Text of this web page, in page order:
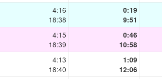
4:16
18:38
0:19
9:51
4:15
18:39
0:46
10:58
4:13
18:40
1:09
12:06